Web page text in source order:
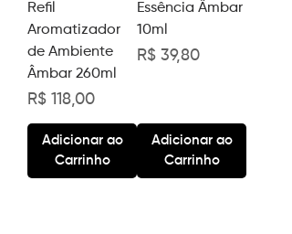
Refil
Aromatizador
de Ambiente
Âmbar 260ml
Preço
R$ 118,00
Adicionar ao
Carrinho
Essência Âmbar
10ml
Preço
R$ 39,80
Adicionar ao
Carrinho